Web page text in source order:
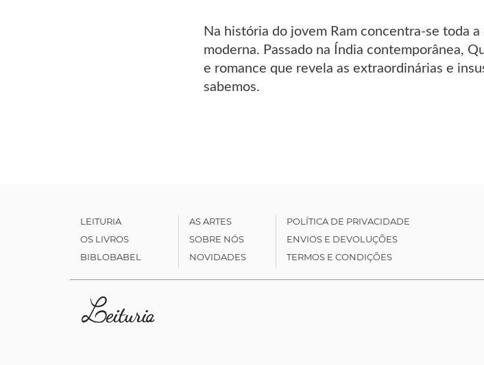
Na história do jovem Ram concentra-se toda
moderna. Passado na Índia contemporânea,
e romance que revela as extraordinárias e
sabemos.
LEITURIA
OS LIVROS
BIBLOBABEL
AS ARTES
SOBRE NÓS
NOVIDADES
POLÍTICA DE PRIVACIDADE
ENVIOS E DEVOLUÇÕES
TERMOS E CONDIÇÕES